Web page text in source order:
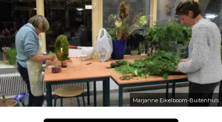
Marjanne Eikelboom-Buitenhuis